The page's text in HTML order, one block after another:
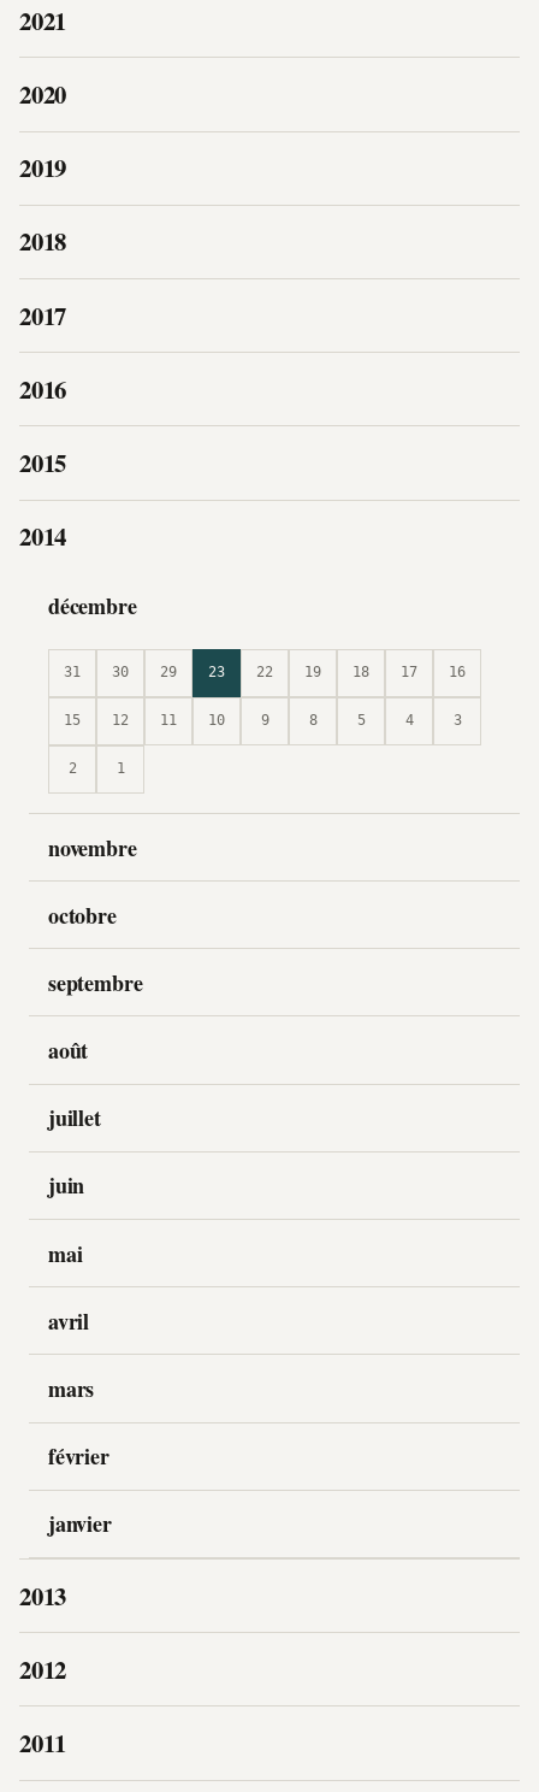
2021
2020
2019
2018
2017
2016
2015
2014
décembre
31 30 29 23 22 19 18 17 16
15 12 11 10 9 8 5 4 3
2 1
novembre
octobre
septembre
août
juillet
juin
mai
avril
mars
février
janvier
2013
2012
2011